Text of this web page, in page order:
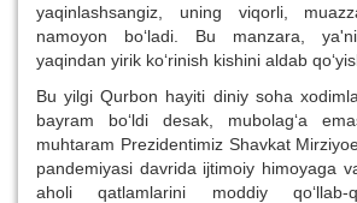
yaqinlashsangiz, uning viqorli,
namoyon bo‘ladi. Bu manzara,
yaqindan yirik ko‘rinish kishini aldab
Bu yilgi Qurbon hayiti diniy soha
bayram bo‘ldi desak, mubolag‘a
muhtaram Prezidentimiz Shavkat
pandemiyasi davrida ijtimoiy himoyaga
aholi qatlamlarini moddiy qo‘llab-